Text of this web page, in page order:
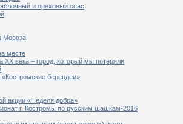
и ореховый спас
Мороза
месте
ХХ века – город, который мы потеряли
берендеи»
акции «Неделя добра»
г. Костромы по русским шашкам-2016